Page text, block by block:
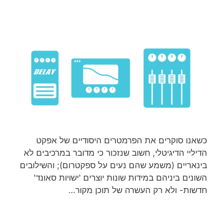
כשאנו סוקרים את הפרמטרים היסודיים של אפקט
הדיליי הדיגיטלי, חשוב שנזכור כי מדובר במרכיבים לא
בינאריים (משמע שהם נעים על ספקטרום); והשילובים
השונים ביניהם במידות שונות יוצרים 'ישויות סאונד'
חדשות- ולא רק העשרה של תוכן מקור…